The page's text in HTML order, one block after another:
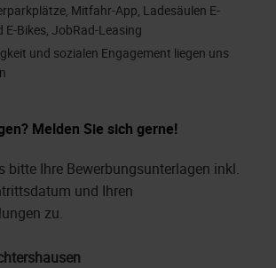
Mitfahr-App, Ladesäulen E-
E-Bikes, JobRad-Leasing
und sozialen Engagement liegen uns
Melden Sie sich gerne!
bitte Ihre Bewerbungsunterlagen inkl.
und Ihren
zu.